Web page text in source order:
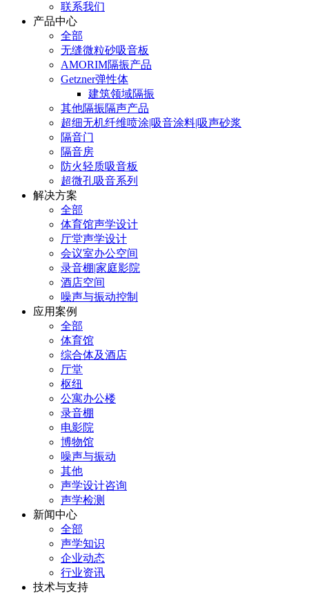
联系我们
产品中心
全部
无缝微粒砂吸音板
AMORIM隔振产品
Getzner弹性体
建筑领域隔振
其他隔振隔声产品
超细无机纤维喷涂|吸音涂料|吸声砂浆
隔音门
隔音房
防火轻质吸音板
超微孔吸音系列
解决方案
全部
体育馆声学设计
厅堂声学设计
会议室办公空间
录音棚|家庭影院
酒店空间
噪声与振动控制
应用案例
全部
体育馆
综合体及酒店
厅堂
枢纽
公寓办公楼
录音棚
电影院
博物馆
噪声与振动
其他
声学设计咨询
声学检测
新闻中心
全部
声学知识
企业动态
行业资讯
技术与支持